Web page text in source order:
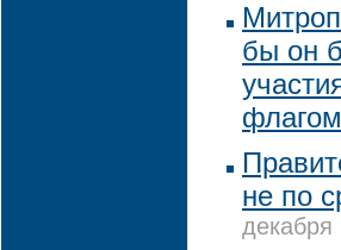
бы он
флагом
не по
декабря